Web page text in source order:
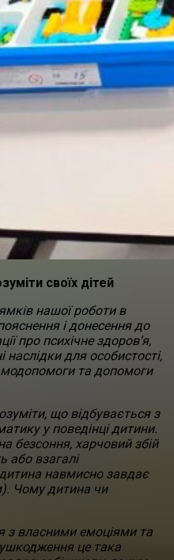
своїх дітей
нашої роботи в
і донесення до
про психічне здоров’я,
наслідки для особистості,
та допомоги
що відбувається з
у поведінці дитини.
безсоння, харчовий збій
або взагалі
навмисно завдає
Чому дитина чи
з власними емоціями та
це така